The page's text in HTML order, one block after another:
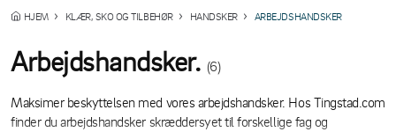
HJEM KLÆR, SKO OG TILBEHØR HANDSKER ARBEJDSHANDSKER
Arbejdshandsker. (6)
Maksimer beskyttelsen med vores arbejdshandsker. Hos Tingstad.com
finder du arbejdshandsker skræddersyet til forskellige fag og